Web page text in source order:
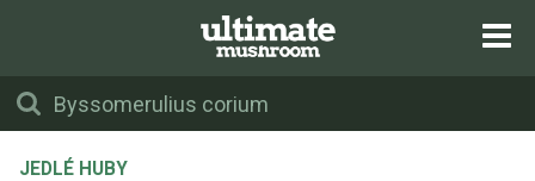
JEDLÉ HUBY